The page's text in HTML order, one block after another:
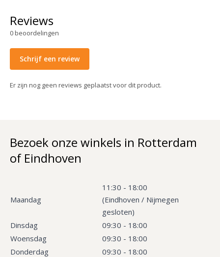
Reviews
0beoordelingen
Schrijf een review
Er zijn nog geen reviews geplaatst voor dit product.
Bezoek onze winkels in Rotterdam
of Eindhoven
Maandag
11:30 - 18:00
(Eindhoven / Nijmegen
gesloten)
Dinsdag
09:30 - 18:00
Woensdag
09:30 - 18:00
Donderdag
09:30 - 18:00